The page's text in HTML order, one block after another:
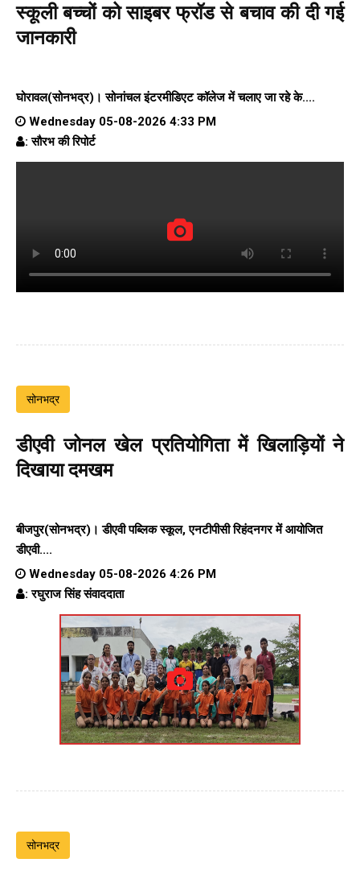
स्कूली बच्चों को साइबर फ्रॉड से बचाव की दी गई
जानकारी
घोरावल(सोनभद्र)। सोनांचल इंटरमीडिएट कॉलेजमें चलाए जा रहे के....
Wednesday 05-08-2026 4:33 PM
: सौरभ की रिपोर्ट
सोनभद्र
डीएवी जोनल खेल प्रतियोगिता में खिलाड़ियों ने
दिखाया दमखम
बीजपुर(सोनभद्र)। डीएवी पब्लिक स्कूल, एनटीपीसी रिहंदनगर में आयोजित
डीएवी....
Wednesday 05-08-2026 4:26 PM
: रघुराज सिंह संवाददाता
सोनभद्र